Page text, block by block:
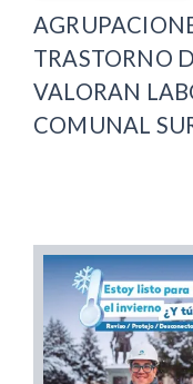
TRASTORNO
VALORAN
COMUNAL